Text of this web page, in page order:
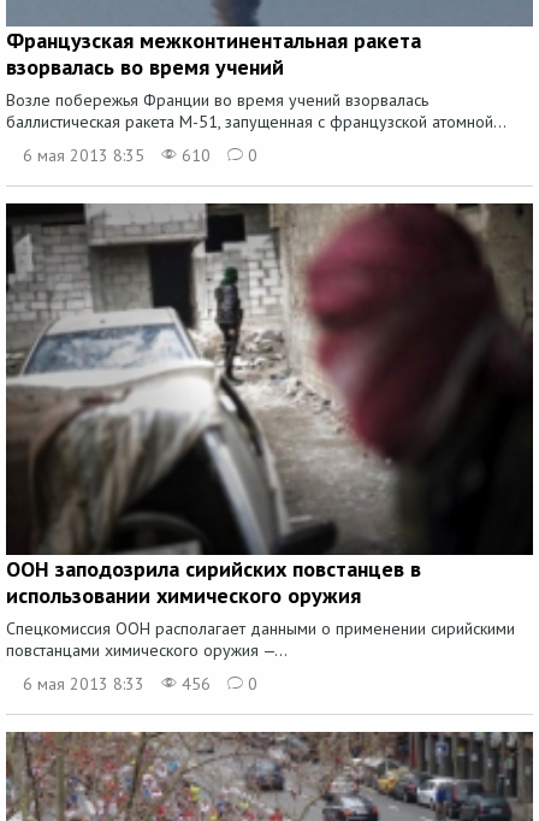
Французская межконтинентальная ракета
взорвалась во время учений
Возле побережья Франции во время учений взорвалась
баллистическая ракета М-51, запущенная с французской атомной...
6 мая 2013 8:35
610 0
ООН заподозрила сирийских повстанцев в
использовании химического оружия
Спецкомиссия ООН располагает данными о применении сирийскими
повстанцами химического оружия —...
6 мая 2013 8:33
456 0